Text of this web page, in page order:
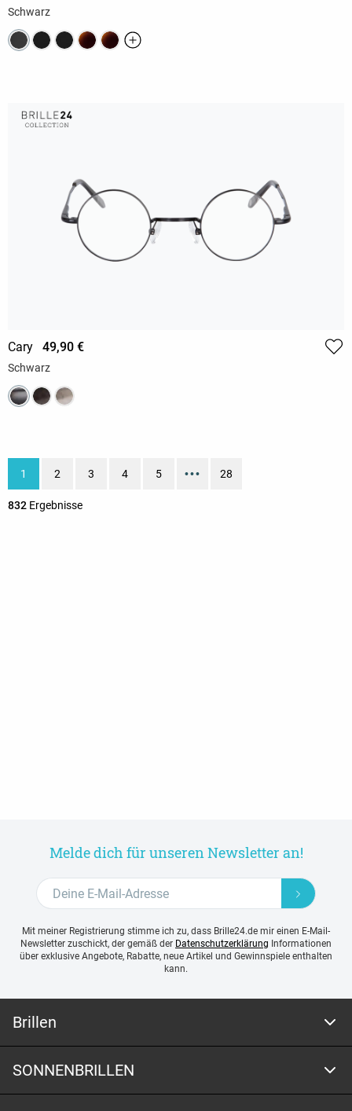
Schwarz
Cary 49,90 €
Schwarz
832 Ergebnisse
1 2 3 4 5 ••• 28
Melde dich für unseren Newsletter an!
Mit meiner Registrierung stimme ich zu, dass Brille24.de mir einen E-Mail-
Newsletter zuschickt, der gemäß der Datenschutzerklärung Informationen
über exklusive Angebote, Rabatte, neue Artikel und Gewinnspiele enthalten
kann.
Brillen
SONNENBRILLEN